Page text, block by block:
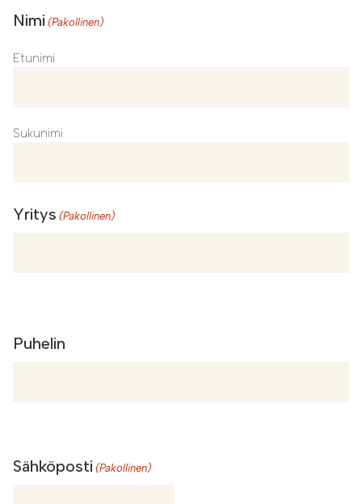
Nimi (Pakollinen)
Etunimi
Sukunimi
Yritys (Pakollinen)
Puhelin
Sähköposti (Pakollinen)